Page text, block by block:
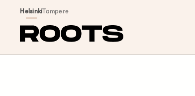
Siirry sisältöön
HelsinkiTampere